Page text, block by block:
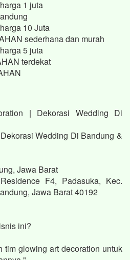
1 juta
10 Juta
sederhana dan murah
5 juta
terdekat
| Dekorasi Wedding Di
Wedding Di Bandung &
Jawa Barat
F4, Padasuka, Kec.
Jawa Barat 40192
ini?
tim glowing art decoration untuk